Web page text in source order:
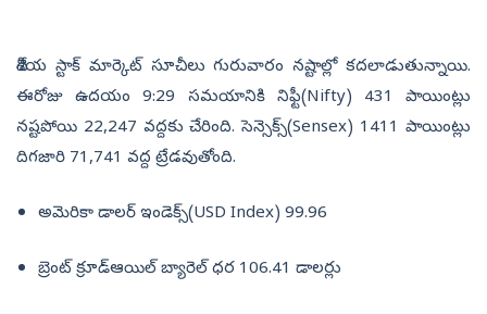
దేశీయ స్టాక్‌ మార్కెట్‌ సూచీలు గురువారం నష్టాల్లో కదలాడుతున్నాయి.
ఈరోజు ఉదయం 9:29 సమయానికి నిఫ్టీ(Nifty) 431 పాయింట్లు
నష్టపోయి 22,247 వద్దకు చేరింది. సెన్సెక్స్‌(Sensex) 1411 పాయింట్లు
దిగజారి 71,741 వద్ద ట్రేడవుతోంది.
అమెరికా డాలర్‌ ఇండెక్స్‌(USD Index) 99.96
బ్రెంట్‌ క్రూడ్‌ఆయిల్‌ బ్యారెల్‌ ధర 106.41 డాలర్లు